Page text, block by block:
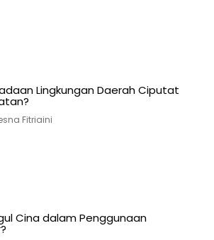
Lingkungan Daerah Ciputat
Fitriaini
Cina dalam Penggunaan